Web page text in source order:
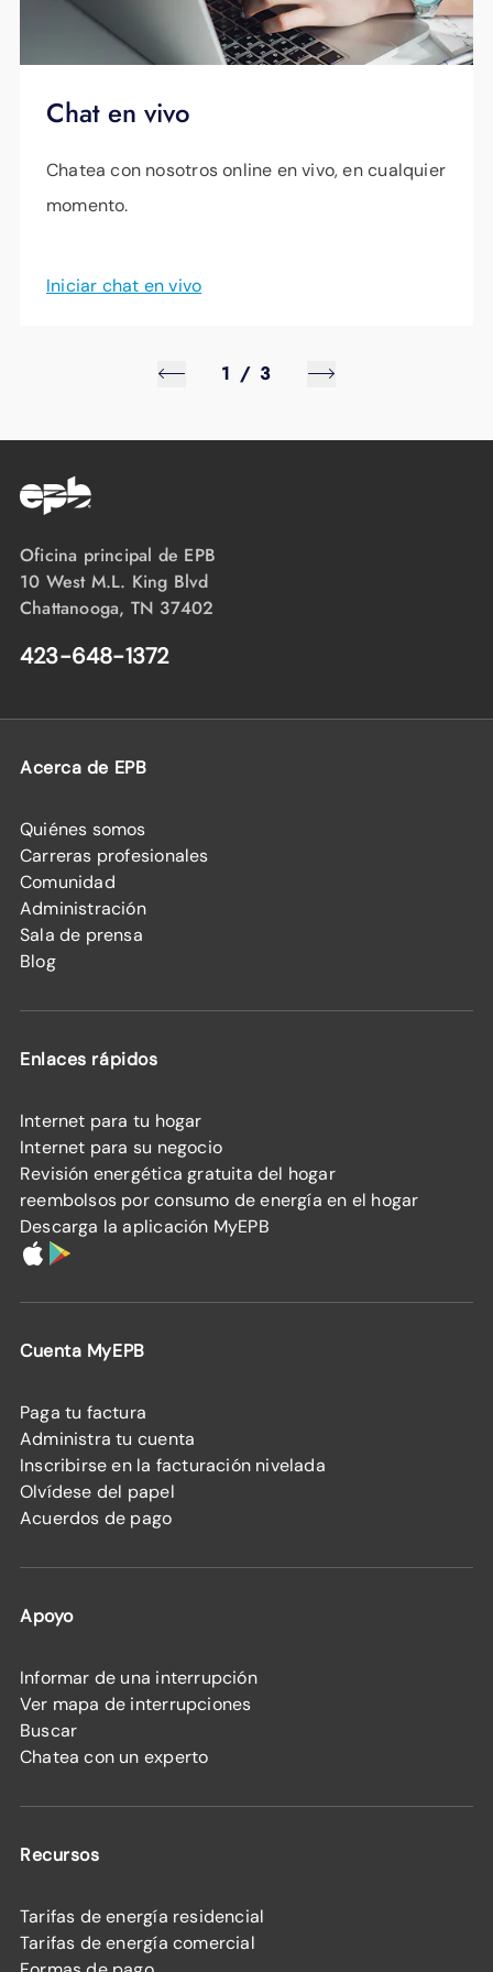
múltiples SSID (nombres de red privados o
públicos), mayor cobertura y WiFi para
interiores y/o exteriores. Hosted WiFi también
para conectar por cable los equipos de red
de su empresa.
obtengan la mejor solución.
Chat en vivo
Chatea con nosotros online en vivo, en cualquier
momento.
Iniciar chat en vivo
1 / 3
Oficina principal de EPB
10 West M.L. King Blvd
Chattanooga, TN 37402
423-648-1372
Acerca de EPB
Quiénes somos
Carreras profesionales
Comunidad
Administración
Sala de prensa
Blog
Enlaces rápidos
Internet para tu hogar
Internet para su negocio
Revisión energética gratuita del hogar
reembolsos por consumo de energía en el hogar
Descarga la aplicación MyEPB
Cuenta MyEPB
Paga tu factura
Administra tu cuenta
Inscribirse en la facturación nivelada
Olvídese del papel
Acuerdos de pago
Apoyo
Informar de una interrupción
Ver mapa de interrupciones
Buscar
Chatea con un experto
Recursos
Tarifas de energía residencial
Tarifas de energía comercial